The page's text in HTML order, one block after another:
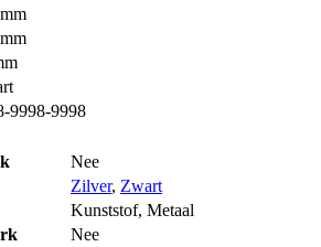
9998-9998
Nee
Zilver, Zwart
Kunststof, Metaal
Nee